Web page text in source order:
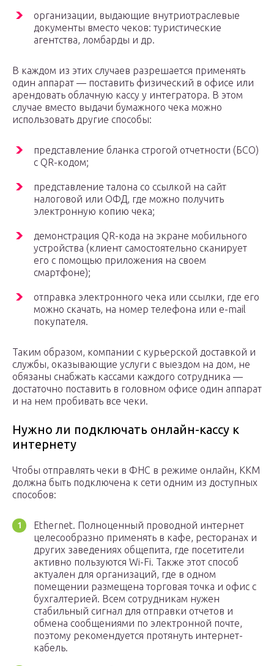
организации, выдающие внутриотраслевые
документы вместо чеков: туристические
агентства, ломбарды и др.
В каждом из этих случаев разрешается применять
один аппарат — поставить физический в офисе или
арендовать облачную кассу у интегратора. В этом
случае вместо выдачи бумажного чека можно
использовать другие способы:
представление бланка строгой отчетности (БСО)
с QR-кодом;
представление талона со ссылкой на сайт
налоговой или ОФД, где можно получить
электронную копию чека;
демонстрация QR-кода на экране мобильного
устройства (клиент самостоятельно сканирует
его с помощью приложения на своем
смартфоне);
отправка электронного чека или ссылки, где его
можно скачать, на номер телефона или e-mail
покупателя.
Таким образом, компании с курьерской доставкой и
службы, оказывающие услуги с выездом на дом, не
обязаны снабжать кассами каждого сотрудника —
достаточно поставить в головном офисе один аппарат
и на нем пробивать все чеки.
Нужно ли подключать онлайн-кассу к
интернету
Чтобы отправлять чеки в ФНС в режиме онлайн, ККМ
должна быть подключена к сети одним из доступных
способов:
Ethernet. Полноценный проводной интернет
целесообразно применять в кафе, ресторанах и
других заведениях общепита, где посетители
активно пользуются Wi-Fi. Также этот способ
актуален для организаций, где в одном
помещении размещена торговая точка и офис с
бухгалтерией. Всем сотрудникам нужен
стабильный сигнал для отправки отчетов и
обмена сообщениями по электронной почте,
поэтому рекомендуется протянуть интернет-
кабель.